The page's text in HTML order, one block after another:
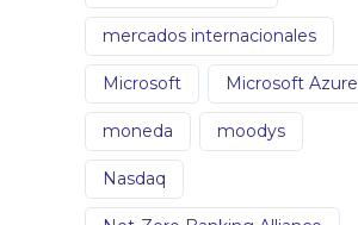
mercados internacionales
Microsoft Microsoft Azure
moneda moodys
Nasdaq